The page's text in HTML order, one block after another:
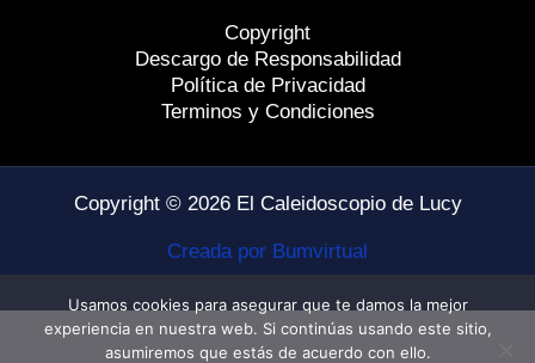
Copyright
Descargo de Responsabilidad
Política de Privacidad
Terminos y Condiciones
Copyright © 2026 El Caleidoscopio de Lucy
Creada por Bumvirtual
Usamos cookies para asegurar que te damos la mejor
experiencia en nuestra web. Si continúas usando este sitio,
asumiremos que estás de acuerdo con ello.